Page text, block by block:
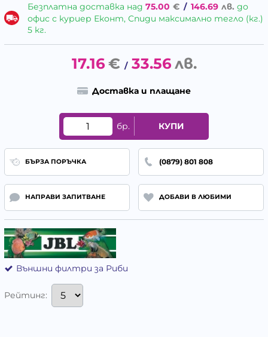
Безплатна доставка над 75.00 € / 146.69 лв. до
офис с куриер Еконт, Спиди максимално тегло (кг.)
5 кг.
17.16 € / 33.56 лв.
Доставка и плащане
бр. КУПИ
БЪРЗА ПОРЪЧКА (0879) 801 808
НАПРАВИ ЗАПИТВАНЕ ДОБАВИ В ЛЮБИМИ
Външни филтри за Риби
Рейтинг: